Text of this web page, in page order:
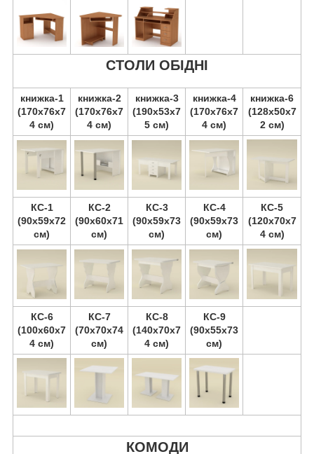
СТОЛИ ОБІДНІ
книжка-1
(170х76х7
4 см)
книжка-2
(170х76х7
4 см)
книжка-3
(190х53х7
5 см)
книжка-4
(170х76х7
4 см)
книжка-6
(128х50х7
2 см)
КС-1
(90х59х72
см)
КС-2
(90х60х71
см)
КС-3
(90х59х73
см)
КС-4
(90х59х73
см)
КС-5
(120х70х7
4 см)
КС-6
(100х60х7
4 см)
КС-7
(70х70х74
см)
КС-8
(140х70х7
4 см)
КС-9
(90х55х73
см)
КОМОДИ